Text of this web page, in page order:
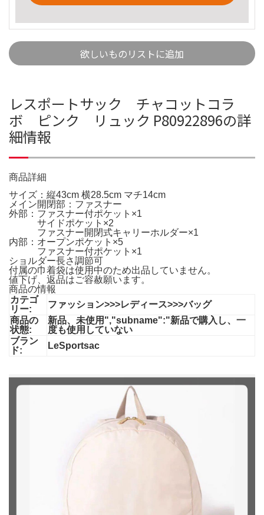
欲しいものリストに追加
レスポートサック チャコットコラ
ボ ピンク リュック P80922896の詳
細情報
商品詳細
サイズ：縦43cm 横28.5cm マチ14cm
メイン開閉部：ファスナー
外部：ファスナー付ポケット×1
サイドポケット×2
ファスナー開閉式キャリーホルダー×1
内部：オープンポケット×5
ファスナー付ポケット×1
ショルダー長さ調節可
付属の巾着袋は使用中のため出品していません。
値下げ、返品はご容赦願います。
商品の情報
カテゴ
リー:
ファッション>>>レディース>>>バッグ
商品の
状態:
新品、未使用","subname":"新品で購入し、一
度も使用していない
ブラン
ド:
LeSportsac